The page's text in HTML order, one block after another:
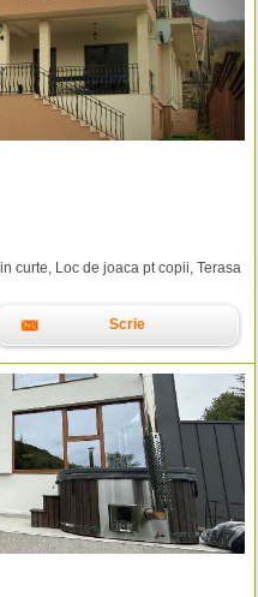
curte, Loc de joaca pt copii, Terasa
Scrie